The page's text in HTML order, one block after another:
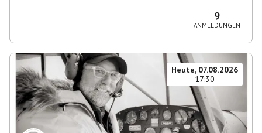
9
ANMELDUNGEN
Heute, 07.08.2026
17:30